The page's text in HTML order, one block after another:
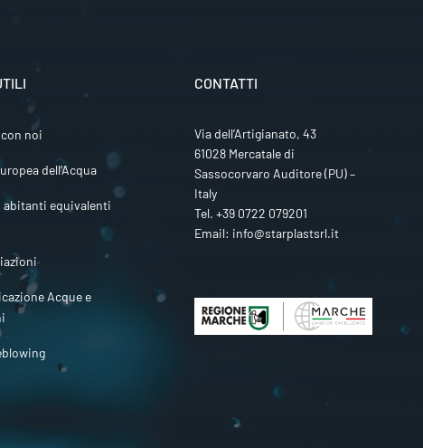
noi
dell’Acqua
abitanti equivalenti
Acque e
CONTATTI
Via dell’Artigianato, 43
61028 Mercatale di
Sassocorvaro Auditore (PU) –
Italy
Tel. +39 0722 079201
Email: info@starplastsrl.it